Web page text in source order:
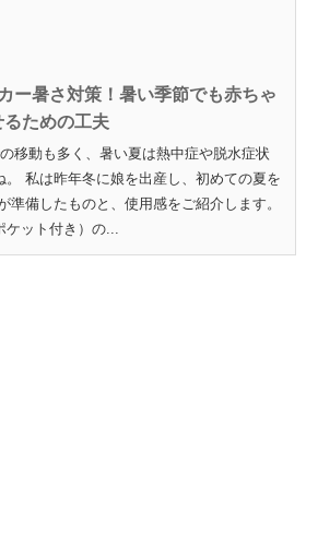
ー暑さ対策！暑い季節でも赤ちゃ
るための工夫
移動も多く、暑い夏は熱中症や脱水症状
。 私は昨年冬に娘を出産し、初めての夏を
準備したものと、使用感をご紹介します。
ケット付き）の...